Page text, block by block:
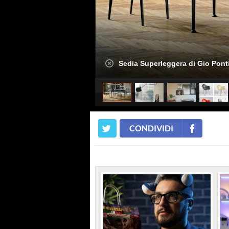
Sedia Superleggera di Gio Ponti
CONDIVIDI